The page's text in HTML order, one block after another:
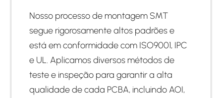
Nosso processo de montagem SMT
segue rigorosamente altos padrões e
está em conformidade com ISO9001, IPC
e UL. Aplicamos diversos métodos de
teste e inspeção para garantir a alta
qualidade de cada PCBA, incluindo AOI,